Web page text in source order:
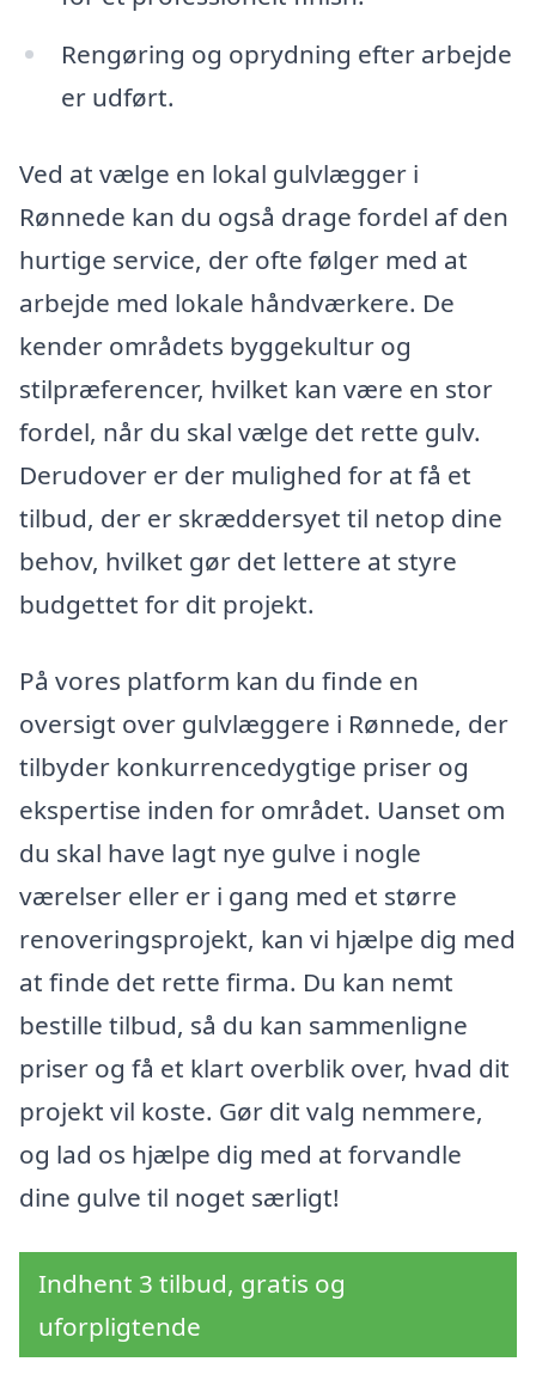
Rengøring og oprydning efter arbejde
er udført.
Ved at vælge en lokal gulvlægger i
Rønnede kan du også drage fordel af den
hurtige service, der ofte følger med at
arbejde med lokale håndværkere. De
kender områdets byggekultur og
stilpræferencer, hvilket kan være en stor
fordel, når du skal vælge det rette gulv.
Derudover er der mulighed for at få et
tilbud, der er skræddersyet til netop dine
behov, hvilket gør det lettere at styre
budgettet for dit projekt.
På vores platform kan du finde en
oversigt over gulvlæggere i Rønnede, der
tilbyder konkurrencedygtige priser og
ekspertise inden for området. Uanset om
du skal have lagt nye gulve i nogle
værelser eller er i gang med et større
renoveringsprojekt, kan vi hjælpe dig med
at finde det rette firma. Du kan nemt
bestille tilbud, så du kan sammenligne
priser og få et klart overblik over, hvad dit
projekt vil koste. Gør dit valg nemmere,
og lad os hjælpe dig med at forvandle
dine gulve til noget særligt!
Indhent 3 tilbud, gratis og
uforpligtende